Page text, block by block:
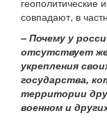
геополитические
совпадают, в
– Почему у
отсутствует
укрепления
государства,
территории
военном и